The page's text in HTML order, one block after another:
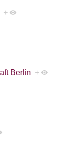
+
Berlin +